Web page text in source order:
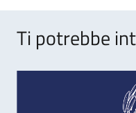
Ti potrebbe